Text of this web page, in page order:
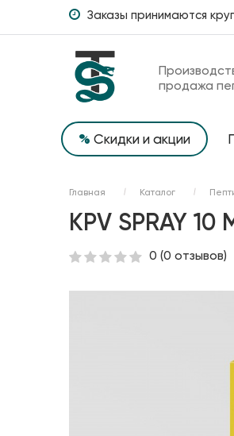
Заказы принимаются
продажа
% Скидки и акции
Главная Каталог
KPV SPRAY 10
0 (0 отзывов)